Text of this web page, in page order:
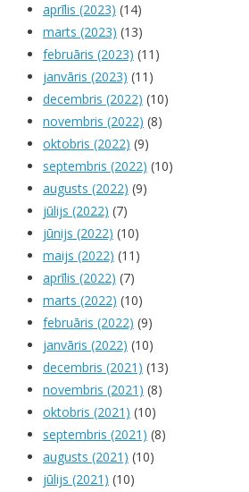
aprīlis (2023) (14)
marts (2023) (13)
februāris (2023) (11)
janvāris (2023) (11)
decembris (2022) (10)
novembris (2022) (8)
oktobris (2022) (9)
septembris (2022) (10)
augusts (2022) (9)
jūlijs (2022) (7)
jūnijs (2022) (10)
maijs (2022) (11)
aprīlis (2022) (7)
marts (2022) (10)
februāris (2022) (9)
janvāris (2022) (10)
decembris (2021) (13)
novembris (2021) (8)
oktobris (2021) (10)
septembris (2021) (8)
augusts (2021) (10)
jūlijs (2021) (10)